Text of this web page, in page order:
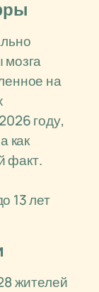
мозга
на
году,
как
факт.
13 лет
жителей